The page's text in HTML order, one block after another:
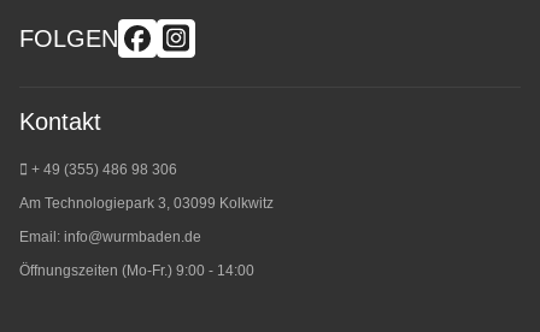
FOLGEN
Kontakt
+ 49 (355) 486 98 306
Am Technologiepark 3, 03099 Kolkwitz
Email: info@wurmbaden.de
Öffnungszeiten (Mo-Fr.) 9:00 - 14:00